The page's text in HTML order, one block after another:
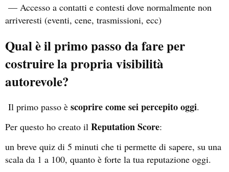
— Accesso a contatti e contesti dove normalmente non
arriveresti (eventi, cene, trasmissioni, ecc)
Qual è il primo passo da fare per
costruire la propria visibilità
autorevole?
Il primo passo è scoprire come sei percepito oggi.
Per questo ho creato il Reputation Score:
un breve quiz di 5 minuti che ti permette di sapere, su una
scala da 1 a 100, quanto è forte la tua reputazione oggi.